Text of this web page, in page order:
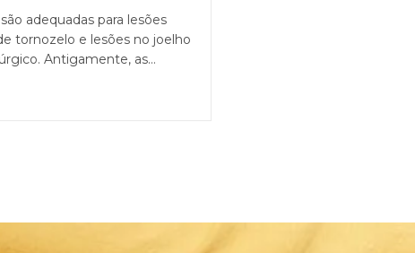
adequadas para lesões
tornozelo e lesões no joelho
Antigamente, as…